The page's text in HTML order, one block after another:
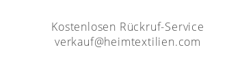
Kostenlosen Rückruf-Service
verkauf@heimtextilien.com